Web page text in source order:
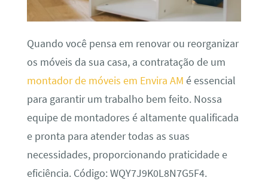
Quando você pensa em renovar ou reorganizar
os móveis da sua casa, a contratação de um
montador de móveis em Envira AM é essencial
para garantir um trabalho bem feito. Nossa
equipe de montadores é altamente qualificada
e pronta para atender todas as suas
necessidades, proporcionando praticidade e
eficiência. Código: WQY7J9K0L8N7G5F4.